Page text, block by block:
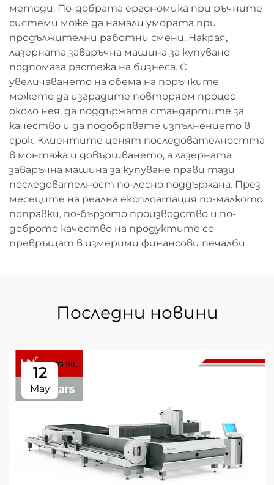
методи. По-добрата ергономика при ръчните
системи може да намали умората при
продължителни работни смени. Накрая,
лазерната заваръчна машина за купуване
подпомага растежа на бизнеса. С
увеличаването на обема на поръчките
можете да изградите повторяем процес
около нея, да поддържате стандартите за
качество и да подобрявате изпълнението в
срок. Клиентите ценят последователността
в монтажа и довършването, а лазерната
заваръчна машина за купуване прави тази
последователност по-лесно поддържана. През
месеците на реална експлоатация по-малкото
поправки, по-бързото производство и по-
доброто качество на продуктите се
превръщат в измерими финансови печалби.
Последни новини
12
May